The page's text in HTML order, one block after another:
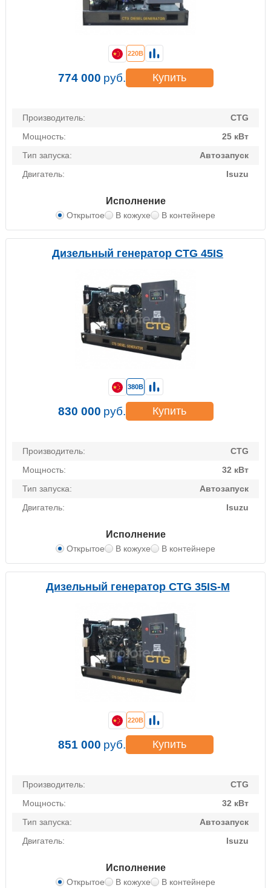
Производитель:
CTG
Мощность:
25 кВт
Тип запуска:
Автозапуск
Двигатель:
Isuzu
Исполнение
Открытое В кожухе В контейнере
220В
774 000 руб. Купить
Дизельный генератор CTG 45IS
Производитель:
CTG
Мощность:
32 кВт
Тип запуска:
Автозапуск
Двигатель:
Isuzu
Исполнение
Открытое В кожухе В контейнере
380В
830 000 руб. Купить
Дизельный генератор CTG 35IS-M
Производитель:
CTG
Мощность:
32 кВт
Тип запуска:
Автозапуск
Двигатель:
Isuzu
Исполнение
Открытое В кожухе В контейнере
220В
851 000 руб. Купить